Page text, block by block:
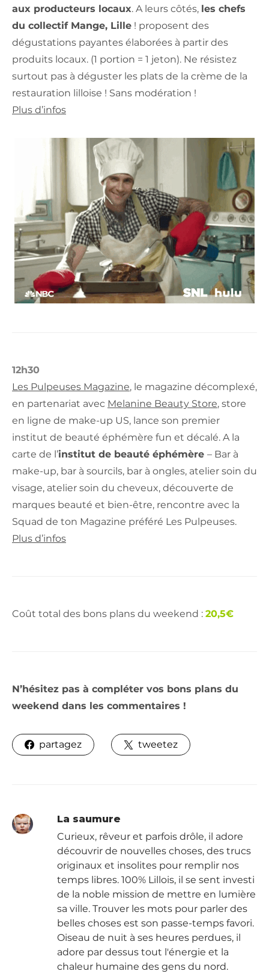
aux producteurs locaux. A leurs côtés, les chefs
du collectif Mange, Lille ! proposent des
dégustations payantes élaborées à partir des
produits locaux. (1 portion = 1 jeton). Ne résistez
surtout pas à déguster les plats de la crème de la
restauration lilloise ! Sans modération !
Plus d’infos
12h30
Les Pulpeuses Magazine, le magazine décomplexé,
en partenariat avec Melanine Beauty Store, store
en ligne de make-up US, lance son premier
institut de beauté éphémère fun et décalé. A la
carte de l’institut de beauté éphémère – Bar à
make-up, bar à sourcils, bar à ongles, atelier soin du
visage, atelier soin du cheveux, découverte de
marques beauté et bien-être, rencontre avec la
Squad de ton Magazine préféré Les Pulpeuses.
Plus d’infos
Coût total des bons plans du weekend : 20,5€
N’hésitez pas à compléter vos bons plans du
weekend dans les commentaires !
partagez tweetez
La saumure
Curieux, rêveur et parfois drôle, il adore
découvrir de nouvelles choses, des trucs
originaux et insolites pour remplir nos
temps libres. 100% Lillois, il se sent investi
de la noble mission de mettre en lumière
sa ville. Trouver les mots pour parler des
belles choses est son passe-temps favori.
Oiseau de nuit à ses heures perdues, il
adore par dessus tout l'énergie et la
chaleur humaine des gens du nord.